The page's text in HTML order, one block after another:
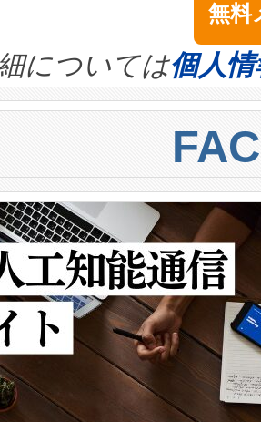
の効率性は、フェ
provides a
reliability for AI
to ensure battery
は、ai&のAI
統合、試運転、
のデータを監視
化を実現すること
ルモードでは、
検出でき、これ
約600メートルに
10％のターゲッ
大検知距離は
大1キロメート
囲を監視でき、
理を簡素化でき
種類のFOVオプシ
マルモード、長
無料
については個人